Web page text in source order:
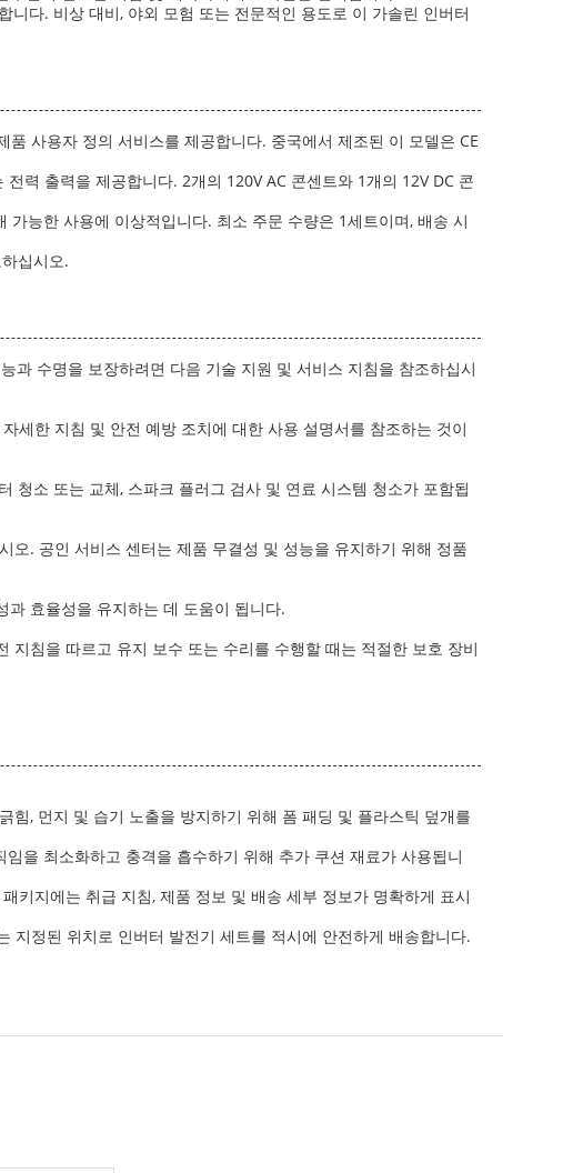
다. 비상 대비, 야외 모험 또는 전문적인 용도로 이 가솔린 인버터
사용자 정의 서비스를 제공합니다. 중국에서 제조된 이 모델은 CE
력 출력을 제공합니다. 2개의 120V AC 콘센트와 1개의 12V DC 콘
능한 사용에 이상적입니다. 최소 주문 수량은 1세트이며, 배송 시
십시오.
과 수명을 보장하려면 다음 기술 지원 및 서비스 지침을 참조하십시
세한 지침 및 안전 예방 조치에 대한 사용 설명서를 참조하는 것이
청소 또는 교체, 스파크 플러그 검사 및 연료 시스템 청소가 포함됩
. 공인 서비스 센터는 제품 무결성 및 성능을 유지하기 위해 정품
효율성을 유지하는 데 도움이 됩니다.
침을 따르고 유지 보수 또는 수리를 수행할 때는 적절한 보호 장비
, 먼지 및 습기 노출을 방지하기 위해 폼 패딩 및 플라스틱 덮개를
을 최소화하고 충격을 흡수하기 위해 추가 쿠션 재료가 사용됩니
키지에는 취급 지침, 제품 정보 및 배송 세부 정보가 명확하게 표시
지정된 위치로 인버터 발전기 세트를 적시에 안전하게 배송합니다.